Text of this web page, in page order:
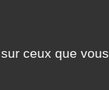
ceux que vous